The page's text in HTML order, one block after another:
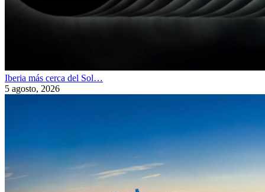
Iberia más cerca del Sol…
5 agosto, 2026